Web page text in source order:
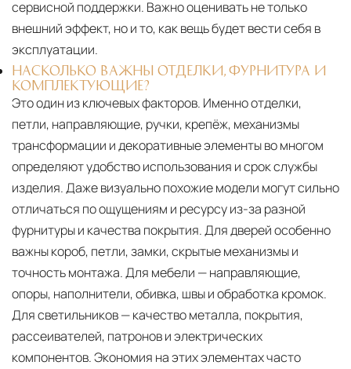
сервисной поддержки. Важно оценивать не только
внешний эффект, но и то, как вещь будет вести себя в
эксплуатации.
НАСКОЛЬКО ВАЖНЫ ОТДЕЛКИ, ФУРНИТУРА И
КОМПЛЕКТУЮЩИЕ?
Это один из ключевых факторов. Именно отделки,
петли, направляющие, ручки, крепёж, механизмы
трансформации и декоративные элементы во многом
определяют удобство использования и срок службы
изделия. Даже визуально похожие модели могут сильно
отличаться по ощущениям и ресурсу из-за разной
фурнитуры и качества покрытия. Для дверей особенно
важны короб, петли, замки, скрытые механизмы и
точность монтажа. Для мебели — направляющие,
опоры, наполнители, обивка, швы и обработка кромок.
Для светильников — качество металла, покрытия,
рассеивателей, патронов и электрических
компонентов. Экономия на этих элементах часто